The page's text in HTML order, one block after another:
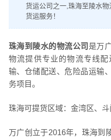
货运公司之一,珠海至陵水
货运服务！
珠海到陵水的物流公司 是万
物流提供专业的物流专线
输、仓储配送、危险品运输
务项目。
珠海可提货区域：金湾区、斗
万广创立于2016年，珠海到